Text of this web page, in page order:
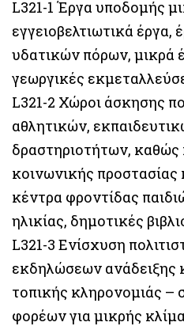
L321-1 Έργα υποδομής
εγγειοβελτιωτικά έργα,
υδατικών πόρων, μικρά
γεωργικές
L321-2 Χώροι άσκησης
αθλητικών,
δραστηριοτήτων, καθώς
κοινωνικής
κέντρα φροντίδας
ηλικίας, δημοτικές
L321-3 Ενίσχυση
εκδηλώσεων ανάδειξης
τοπικής κληρονομιάς –
φορέων για μικρής